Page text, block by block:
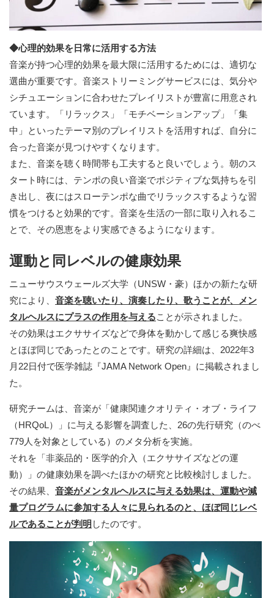
◆心理的効果を日常に活用する方法
音楽が持つ心理的効果を最大限に活用するためには、適切な
選曲が重要です。音楽ストリーミングサービスには、気分や
シチュエーションに合わせたプレイリストが豊富に用意され
ています。「リラックス」「モチベーションアップ」「集
中」といったテーマ別のプレイリストを活用すれば、自分に
合った音楽が見つけやすくなります。
また、音楽を聴く時間帯も工夫すると良いでしょう。朝のス
タート時には、テンポの良い音楽でポジティブな気持ちを引
き出し、夜にはスローテンポな曲でリラックスするような習
慣をつけると効果的です。音楽を生活の一部に取り入れるこ
とで、その恩恵をより実感できるようになります。
運動と同レベルの健康効果
ニューサウスウェールズ大学（UNSW・豪）ほかの新たな研
究により、 音楽を聴いたり、演奏したり、歌うことが、メン
タルヘルスにプラスの作用を与えることが示されました。
その効果はエクササイズなどで身体を動かして感じる爽快感
とほぼ同じであったとのことです。研究の詳細は、2022年3
月22日付で医学雑誌『JAMA Network Open』に掲載されまし
た。
研究チームは、音楽が「健康関連クオリティ・オブ・ライフ
（HRQoL）」に与える影響を調査した、26の先行研究（のべ
779人を対象としている）のメタ分析を実施。
それを「非薬品的・医学的介入（エクササイズなどの運
動）」の健康効果を調べたほかの研究と比較検討しました。
その結果、 音楽がメンタルヘルスに与える効果は、運動や減
量プログラムに参加する人々に見られるのと、ほぼ同じレベ
ルであることが判明 したのです。